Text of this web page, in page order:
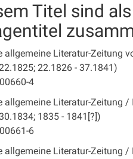
Titel sind
allgemeine Literatur-Zeitung
22.1826 - 37.1841)
4
allgemeine Literatur-Zeitung
1835 - 1841[?])
6
allgemeine Literatur-Zeitung